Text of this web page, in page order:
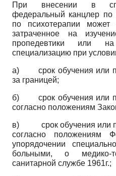
При внесении в
федеральный канцлер по
по психотерапии может
затраченное на
пропедевтики или на
специализацию при
а) срок обучения или
за границей;
б) срок обучения или
согласно положениям
в) срок обучения или
согласно положениям
упорядочении
больными, о медико-
санитарной службе 1961г.;